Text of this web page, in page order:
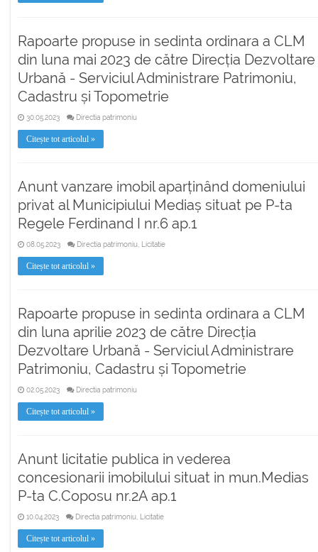
Rapoarte propuse in sedinta ordinara a CLM
din luna mai 2023 de către Direcția Dezvoltare
Urbană - Serviciul Administrare Patrimoniu,
Cadastru și Topometrie
30.05.2023 Directia patrimoniu
Citește tot articolul »
Anunt vanzare imobil aparținând domeniului
privat al Municipiului Mediaș situat pe P-ta
Regele Ferdinand I nr.6 ap.1
08.05.2023 Directia patrimoniu, Licitatie
Citește tot articolul »
Rapoarte propuse in sedinta ordinara a CLM
din luna aprilie 2023 de către Direcția
Dezvoltare Urbană - Serviciul Administrare
Patrimoniu, Cadastru și Topometrie
02.05.2023 Directia patrimoniu
Citește tot articolul »
Anunt licitatie publica in vederea
concesionarii imobilului situat in mun.Medias
P-ta C.Coposu nr.2A ap.1
10.04.2023 Directia patrimoniu, Licitatie
Citește tot articolul »